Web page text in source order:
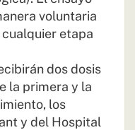
voluntaria
etapa
dos dosis
la primera y la
los
y del Hospital